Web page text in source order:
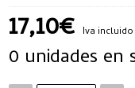
17,10€ Iva incluido
0 unidades en